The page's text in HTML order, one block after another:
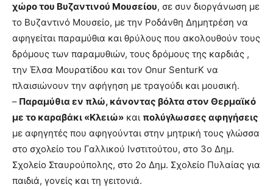
χώρο του Βυζαντινού Μουσείου, σε συν διοργάνωση με
το Βυζαντινό Μουσείο, με την Ροδάνθη Δημητρέση να
αφηγείται παραμύθια και θρύλους που ακολουθούν τους
δρόμους των παραμυθιών, τους δρόμους της καρδιάς ,
την Έλσα Μουρατίδου και τον Οnur SenturK να
πλαισιώνουν την αφήγηση με τραγούδι και μουσική.
– Παραμύθια εν πλώ, κάνοντας βόλτα στον Θερμαϊκό
με το καραβάκι «Κλειώ» και πολύγλωσσες αφηγήσεις
με αφηγητές που αφηγούνται στην μητρική τους γλώσσα
στο σχολείο του Γαλλικού Ινστιτούτου, στο 3ο Δημ.
Σχολείο Σταυρούπολης, στο 2ο Δημ. Σχολείο Πυλαίας για
παιδιά, γονείς και τη γειτονιά.